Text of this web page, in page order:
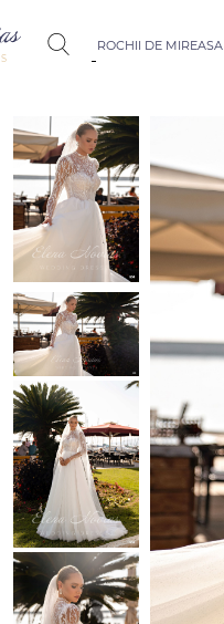
ROCHII DE MIREASA
Seville
Thessaloniki
Athens
Melody
Vienna
Dubai Couture
Rome